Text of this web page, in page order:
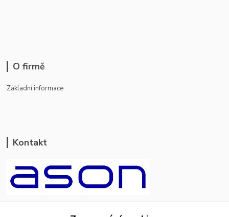
O firmě
Základní informace
Kontakt